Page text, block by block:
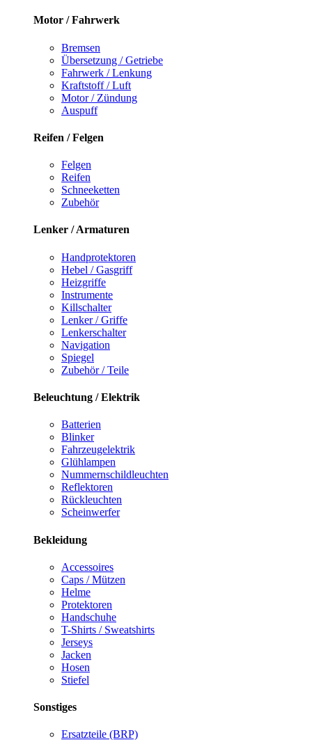
Motor / Fahrwerk
Bremsen
Übersetzung / Getriebe
Fahrwerk / Lenkung
Kraftstoff / Luft
Motor / Zündung
Auspuff
Reifen / Felgen
Felgen
Reifen
Schneeketten
Zubehör
Lenker / Armaturen
Handprotektoren
Hebel / Gasgriff
Heizgriffe
Instrumente
Killschalter
Lenker / Griffe
Lenkerschalter
Navigation
Spiegel
Zubehör / Teile
Beleuchtung / Elektrik
Batterien
Blinker
Fahrzeugelektrik
Glühlampen
Nummernschildleuchten
Reflektoren
Rückleuchten
Scheinwerfer
Bekleidung
Accessoires
Caps / Mützen
Helme
Protektoren
Handschuhe
T-Shirts / Sweatshirts
Jerseys
Jacken
Hosen
Stiefel
Sonstiges
Ersatzteile (BRP)